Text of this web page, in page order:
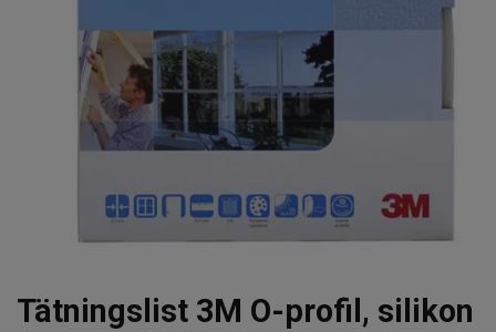
Tätningslist 3M O-profil, silikon